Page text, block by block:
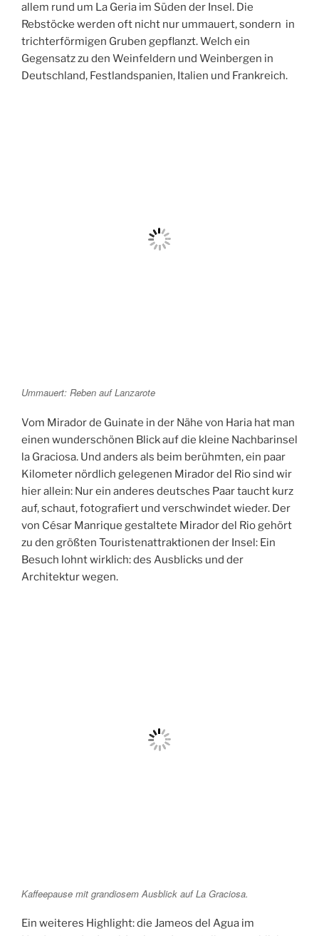
allem rund um La Geria im Süden der Insel. Die
Rebstöcke werden oft nicht nur ummauert, sondern in
trichterförmigen Gruben gepflanzt. Welch ein
Gegensatz zu den Weinfeldern und Weinbergen in
Deutschland, Festlandspanien, Italien und Frankreich.
Ummauert: Reben auf Lanzarote
Vom Mirador de Guinate in der Nähe von Haria hat man
einen wunderschönen Blick auf die kleine Nachbarinsel
la Graciosa. Und anders als beim berühmten, ein paar
Kilometer nördlich gelegenen Mirador del Rio sind wir
hier allein: Nur ein anderes deutsches Paar taucht kurz
auf, schaut, fotografiert und verschwindet wieder. Der
von César Manrique gestaltete Mirador del Rio gehört
zu den größten Touristenattraktionen der Insel: Ein
Besuch lohnt wirklich: des Ausblicks und der
Architektur wegen.
Kaffeepause mit grandiosem Ausblick auf La Graciosa.
Ein weiteres Highlight: die Jameos del Agua im